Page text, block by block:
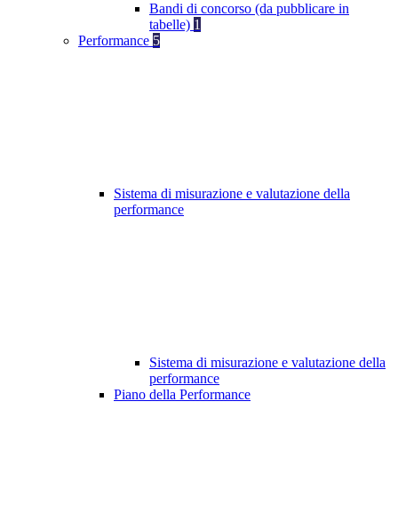
Bandi di concorso (da pubblicare in
tabelle) 1
Performance 5
Sistema di misurazione e valutazione della
performance
Sistema di misurazione e valutazione della
performance
Piano della Performance